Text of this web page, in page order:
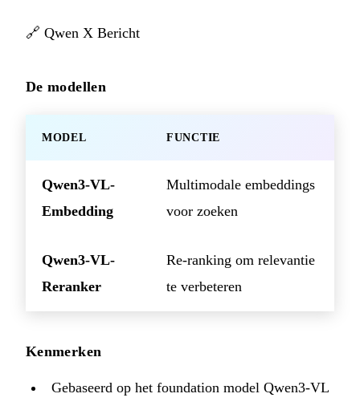
🔗 Qwen X Bericht
De modellen
MODEL FUNCTIE
Qwen3-VL-
Embedding
Multimodale embeddings
voor zoeken
Qwen3-VL-
Reranker
Re-ranking om relevantie
te verbeteren
Kenmerken
Gebaseerd op het foundation model Qwen3-VL